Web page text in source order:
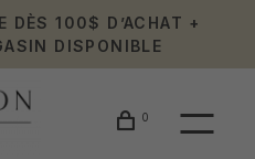
DÈS 100$ D’ACHAT +
DISPONIBLE
0